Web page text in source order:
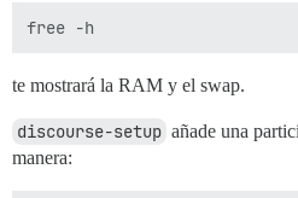
te mostrará la RAM y el swap.
discourse-setup añade una
manera: